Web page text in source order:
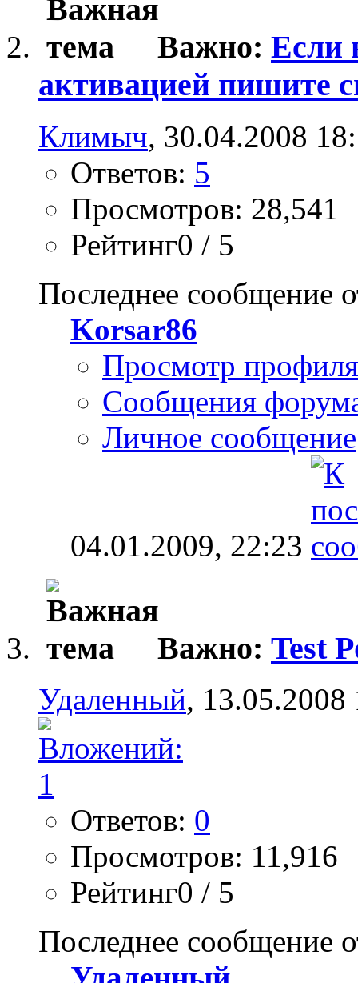
Важно: Если
активацией пишите
Климыч, 30.04.2008
Ответов: 5
Просмотров: 28,541
Рейтинг0 / 5
Последнее сообщение
Korsar86
Просмотр профиля
Сообщения
Личное сообщение
04.01.2009, 22:23
Важно: Test
Удаленный, 13.05.2008
Ответов: 0
Просмотров: 11,916
Рейтинг0 / 5
Последнее сообщение